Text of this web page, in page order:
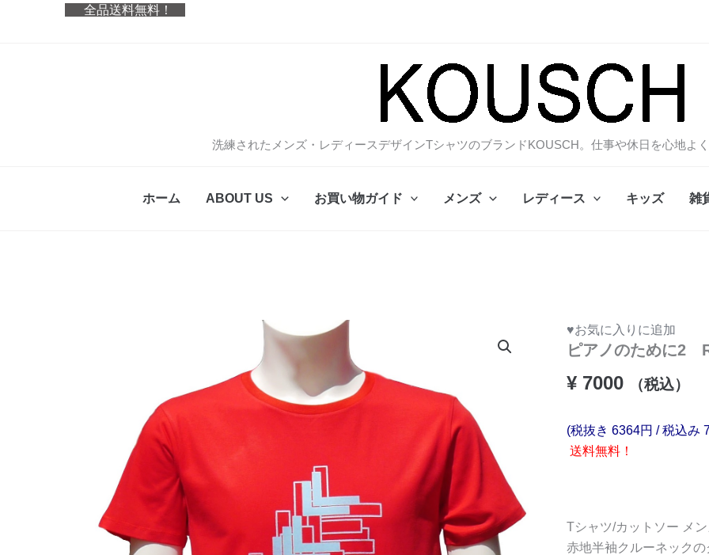
全品送料無料！
洗練されたメンズ・レディースデザインTシャツのブランドKOUSCH。仕事や休日を心地よ
ホーム ABOUT US お買い物ガイド メンズ レディース キッズ 雑
♥お気に入りに追加
ピアノのために2
¥ 7000 （税込）
(税抜き 6364円 / 税込み
送料無料！
Tシャツ/カットソー メ
赤地半袖クルーネックの